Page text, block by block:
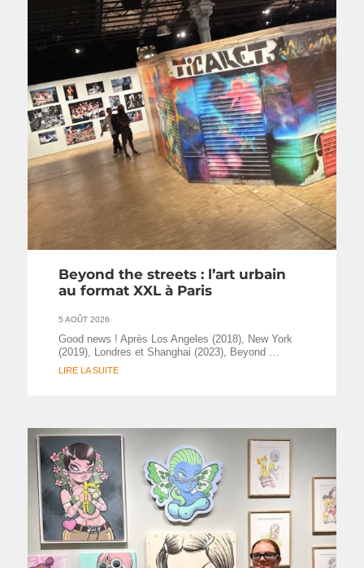
Beyond the streets : l’art urbain
au format XXL à Paris
5 AOÛT 2026
Good news ! Après Los Angeles (2018), New York
(2019), Londres et Shanghai (2023), Beyond …
LIRE LA SUITE